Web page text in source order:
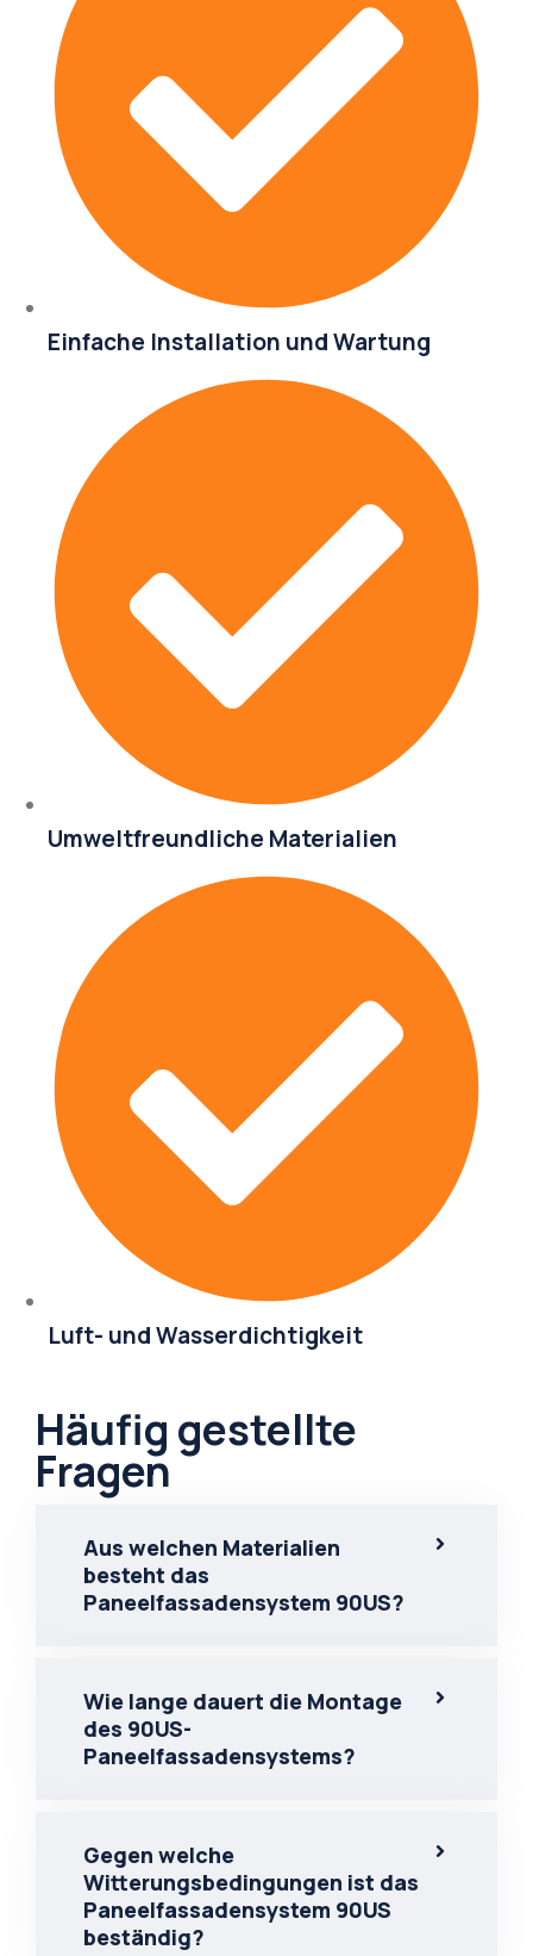
Einfache Installation und Wartung
Umweltfreundliche Materialien
Luft- und Wasserdichtigkeit
Häufig gestellte
Fragen
Aus welchen Materialien
besteht das
Paneelfassadensystem 90US?
Wie lange dauert die Montage
des 90US-
Paneelfassadensystems?
Gegen welche
Witterungsbedingungen ist das
Paneelfassadensystem 90US
beständig?